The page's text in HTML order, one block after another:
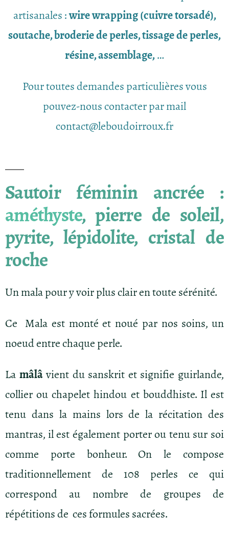
artisanales :wire wrapping (cuivre torsadé),
soutache, broderie de perles, tissage de perles,
résine, assemblage,…
Pour toutes demandes particulières vous
pouvez-nous contacter par mail
contact@leboudoirroux.fr
Sautoir féminin ancrée :
améthyste, pierre de soleil,
pyrite, lépidolite, cristal de
roche
Un mala pour y voir plus clair en toute sérénité.
Ce Mala est monté et noué par nos soins, un
noeud entre chaque perle.
La mâlâvient du sanskrit et signifie guirlande,
collier ou chapelet hindou et bouddhiste. Il est
tenu dans la mains lors de la récitation des
mantras, il est également porter ou tenu sur soi
comme porte bonheur. On le compose
traditionnellement de 108 perles ce qui
correspond au nombre de groupes de
répétitions de ces formules sacrées.